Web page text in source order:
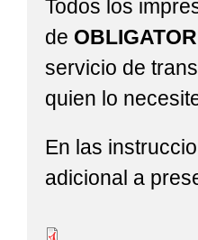
Todos los
de
servicio de
quien lo
En las
adicional a